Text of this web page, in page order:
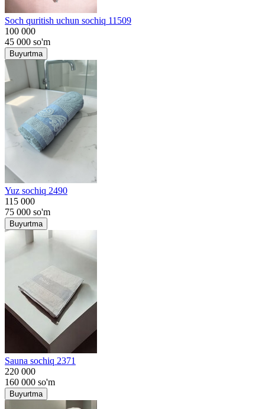
Soch quritish uchun sochiq 11509
100 000
45 000 so'm
Buyurtma
Yuz sochiq 2490
115 000
75 000 so'm
Buyurtma
Sauna sochiq 2371
220 000
160 000 so'm
Buyurtma